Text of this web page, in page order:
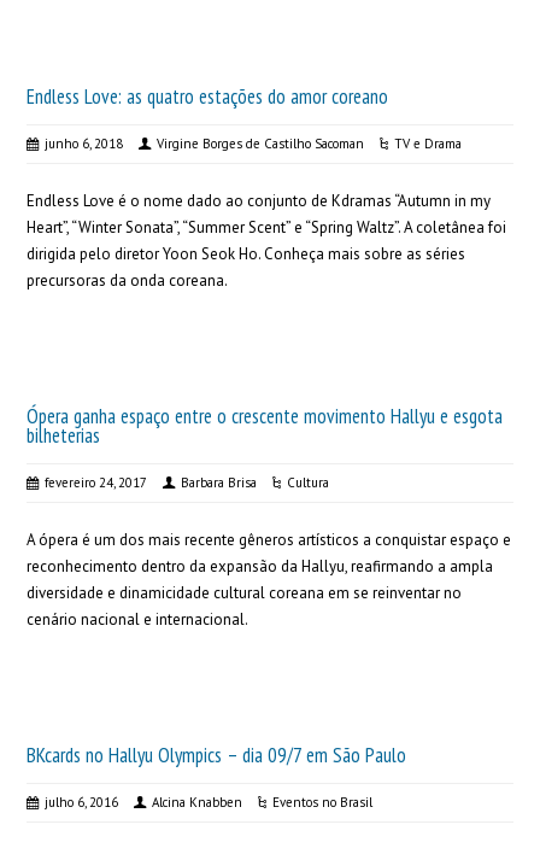
Endless Love: as quatro estações do amor coreano
junho 6, 2018 Virgine Borges de Castilho Sacoman TV e Drama
Endless Love é o nome dado ao conjunto de Kdramas “Autumn in my
Heart”, “Winter Sonata”, “Summer Scent” e “Spring Waltz”. A coletânea foi
dirigida pelo diretor Yoon Seok Ho. Conheça mais sobre as séries
precursoras da onda coreana.
Ópera ganha espaço entre o crescente movimento Hallyu e esgota
bilheterias
fevereiro 24, 2017 Barbara Brisa Cultura
A ópera é um dos mais recente gêneros artísticos a conquistar espaço e
reconhecimento dentro da expansão da Hallyu, reafirmando a ampla
diversidade e dinamicidade cultural coreana em se reinventar no
cenário nacional e internacional.
BKcards no Hallyu Olympics – dia 09/7 em São Paulo
julho 6, 2016 Alcina Knabben Eventos no Brasil